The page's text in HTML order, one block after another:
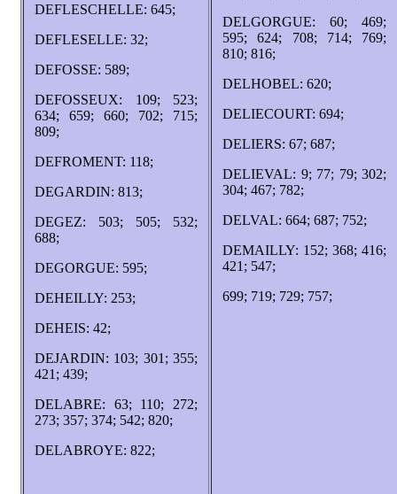
DEFLESCHELLE: 645;
DEFLESELLE: 32;
DEFOSSE: 589;
DEFOSSEUX: 109; 523;
634; 659; 660; 702; 715;
809;
DEFROMENT: 118;
DEGARDIN: 813;
DEGEZ: 503; 505; 532;
688;
DEGORGUE: 595;
DEHEILLY: 253;
DEHEIS: 42;
DEJARDIN: 103; 301; 355;
421; 439;
DELABRE: 63; 110; 272;
273; 357; 374; 542; 820;
DELABROYE: 822;
DELGORGUE: 60; 469;
595; 624; 708; 714; 769;
810; 816;
DELHOBEL: 620;
DELIECOURT: 694;
DELIERS: 67; 687;
DELIEVAL: 9; 77; 79; 302;
304; 467; 782;
DELVAL: 664; 687; 752;
DEMAILLY: 152; 368; 416;
421; 547;
699; 719; 729; 757;